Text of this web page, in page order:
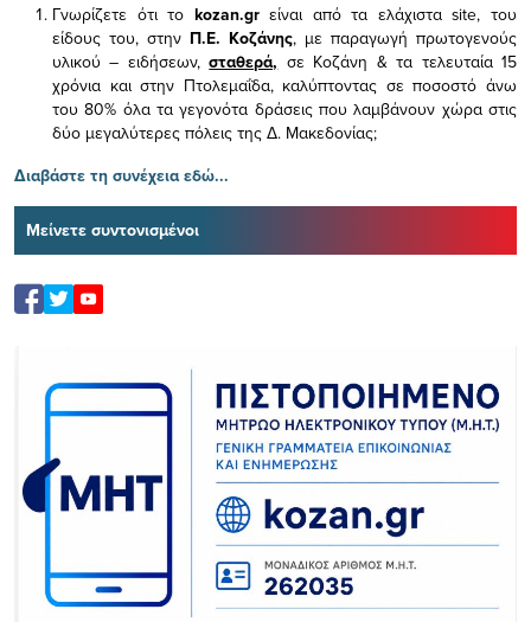
Γνωρίζετε ότι το kozan.gr είναι από τα ελάχισταsite, του
είδους του, στην Π.Ε. Κοζάνης, με παραγωγή πρωτογενούς
υλικού – ειδήσεων,σταθερά, σε Κοζάνη & τα τελευταία 15
χρόνια και στην Πτολεμαΐδα, καλύπτοντας σε ποσοστό άνω
του 80% όλα τα γεγονότα δράσεις που λαμβάνουν χώρα στις
δύο μεγαλύτερες πόλεις της Δ. Μακεδονίας;
Διαβάστε τη συνέχεια εδώ...
Μείνετε συντονισμένοι